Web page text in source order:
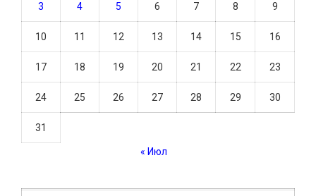
3 4 5 6 7 8 9
10 11 12 13 14 15 16
17 18 19 20 21 22 23
24 25 26 27 28 29 30
31
« Июл